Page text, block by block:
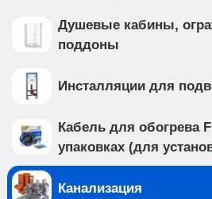
Душевые кабины,
поддоны
Инсталляции для
Кабель для обогрева
упаковках (для
Канализация